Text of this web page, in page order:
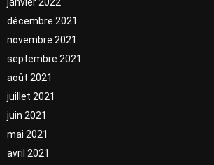
décembre 2021
novembre 2021
septembre 2021
août 2021
juillet 2021
juin 2021
mai 2021
avril 2021